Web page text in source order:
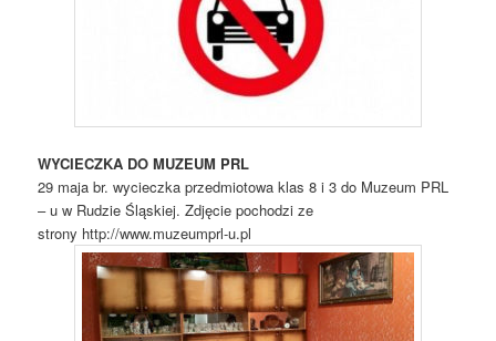
WYCIECZKA DO MUZEUM PRL
29 maja br. wycieczka przedmiotowa klas 8 i 3 do Muzeum PRL
– u w Rudzie Śląskiej. Zdjęcie pochodzi ze
strony http://www.muzeumprl-u.pl